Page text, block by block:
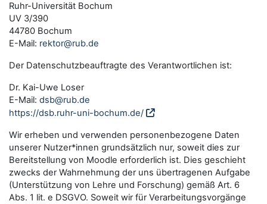
Ruhr-Universität Bochum
UV 3/390
44780 Bochum
E-Mail: rektor@rub.de
Der Datenschutzbeauftragte des Verantwortlichen ist:
Dr. Kai-Uwe Loser
E-Mail: dsb@rub.de
https://dsb.ruhr-uni-bochum.de/
Wir erheben und verwenden personenbezogene Daten
unserer Nutzer*innen grundsätzlich nur, soweit dies zur
Bereitstellung von Moodle erforderlich ist. Dies geschieht
zwecks der Wahrnehmung der uns übertragenen Aufgabe
(Unterstützung von Lehre und Forschung) gemäß Art. 6
Abs. 1 lit. e DSGVO. Soweit wir für Verarbeitungsvorgänge